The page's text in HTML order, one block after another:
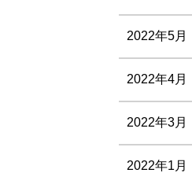
2022年5月
2022年4月
2022年3月
2022年1月